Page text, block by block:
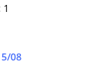
1
08